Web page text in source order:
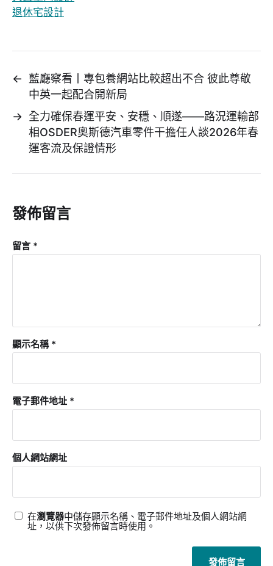
退休宅設計
←
藍廳察看丨專包養網站比較超出不合 彼此尊敬
中英一起配合開新局
→ 全力確保春運平安、安穩、順遂——路況運輸部
相OSDER奧斯德汽車零件干擔任人談2026年春
運客流及保證情形
發佈留言
留言 *
顯示名稱 *
電子郵件地址 *
個人網站網址
在瀏覽器中儲存顯示名稱、電子郵件地址及個人網站網
址，以供下次發佈留言時使用。